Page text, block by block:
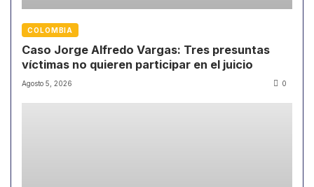
COLOMBIA
Caso Jorge Alfredo Vargas: Tres presuntas
víctimas no quieren participar en el juicio
Agosto 5, 2026 0